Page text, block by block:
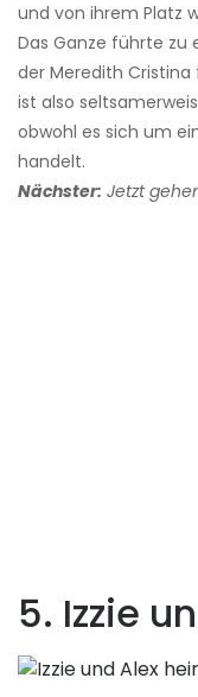
und von ihrem Platz
Das Ganze führte zu
der Meredith Cristina
ist also
obwohl es sich um
handelt.
Nächster: Jetzt
5. Izzie